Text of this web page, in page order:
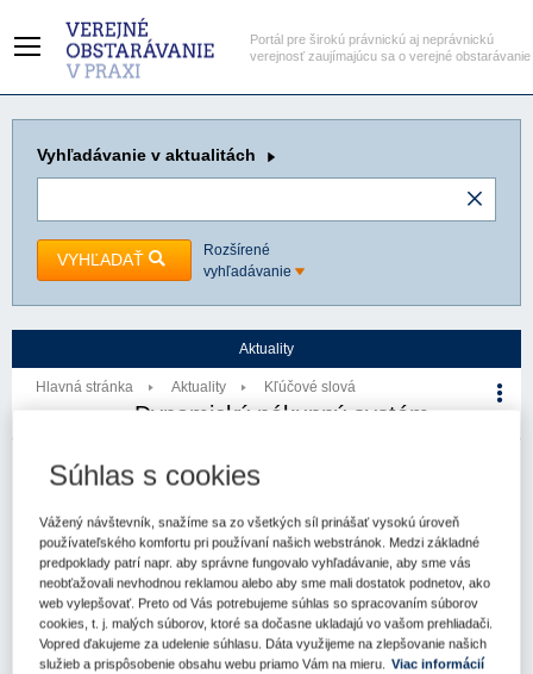
Portál pre širokú právnickú aj neprávnickú
verejnosť zaujímajúcu sa o verejné obstarávanie
Vyhľadávanie v aktualitách
VYHĽADAŤ
Rozšírené
vyhľadávanie
Aktuality
Hlavná stránka Aktuality
Kľúčové slová
Dynamický nákupný systém
Verejné obstarávanie - právo a prax
Aktuality
Vybrané otázky DNS a postupov
zadávania zákaziek v rámci DNS podľa
všeobecného metodického usmernenia č.
2/2026
Súhlas s cookies
Vážený návštevník, snažíme sa zo všetkých síl prinášať vysokú úroveň
používateľského komfortu pri používaní našich webstránok. Medzi základné
predpoklady patrí napr. aby správne fungovalo vyhľadávanie, aby sme vás
neobťažovali nevhodnou reklamou alebo aby sme mali dostatok podnetov, ako
web vylepšovať. Preto od Vás potrebujeme súhlas so spracovaním súborov
cookies, t. j. malých súborov, ktoré sa dočasne ukladajú vo vašom prehliadači.
Vopred ďakujeme za udelenie súhlasu. Dáta využijeme na zlepšovanie našich
služieb a prispôsobenie obsahu webu priamo Vám na mieru.
Viac informácií